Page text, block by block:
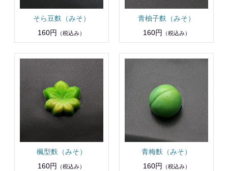
そら豆麩（みそ）
160円
（税込み）
青柚子麩（みそ）
160円
（税込み）
楓型麩（みそ）
160円
（税込み）
青梅麩（みそ）
160円
（税込み）